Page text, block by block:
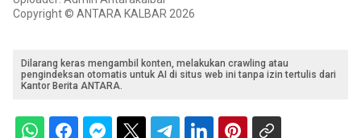
Copyright © ANTARA KALBAR 2026
Dilarang keras mengambil konten, melakukan crawling atau
pengindeksan otomatis untuk AI di situs web ini tanpa izin tertulis dari
Kantor Berita ANTARA.